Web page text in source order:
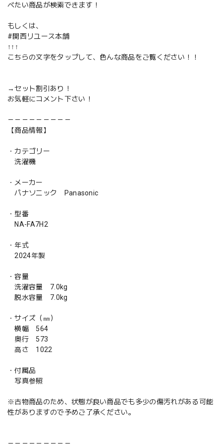
べたい商品が検索できます！
もしくは、
#関西リユース本舗
↑↑↑
こちらの文字をタップして、色んな商品をご覧ください！！
→セット割引あり！
お気軽にコメント下さい！
－－－－－－－－－
【商品情報】
・カテゴリー
洗濯機
・メーカー
パナソニック Panasonic
・型番
NA-FA7H2
・年式
2024年製
・容量
洗濯容量 7.0kg
脱水容量 7.0kg
・サイズ（㎜）
横幅 564
奥行 573
高さ 1022
・付属品
写真参照
※古物商品のため、状態が良い商品でも多少の傷汚れがある可能
性がありますので予めご了承ください。
－－－－－－－－－